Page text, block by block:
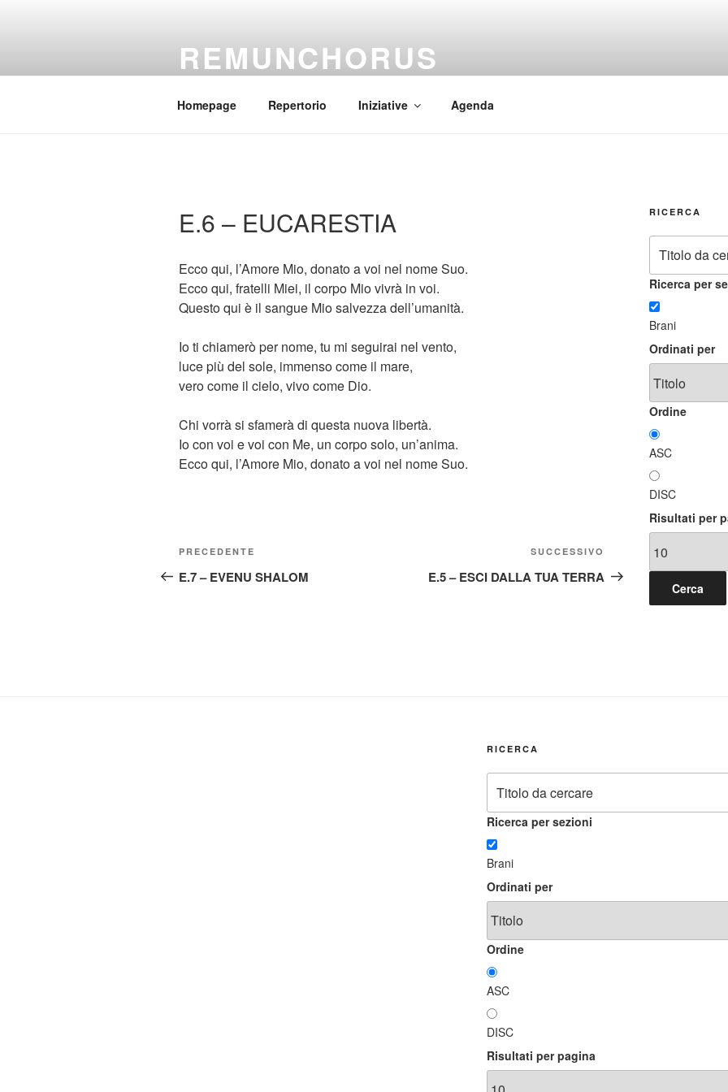
REMUNCHORUS
Homepage Repertorio Iniziative Agenda
E.6 – EUCARESTIA
Ecco qui, l’Amore Mio, donato a voi nel nome Suo.
Ecco qui, fratelli Miei, il corpo Mio vivrà in voi.
Questo qui è il sangue Mio salvezza dell’umanità.
Io ti chiamerò per nome, tu mi seguirai nel vento,
luce più del sole, immenso come il mare,
vero come il cielo, vivo come Dio.
Chi vorrà si sfamerà di questa nuova libertà.
Io con voi e voi con Me, un corpo solo, un’anima.
Ecco qui, l’Amore Mio, donato a voi nel nome Suo.
Navigazione
articoli
Articolo
precedente:
PRECEDENTE
E.7 – EVENU SHALOM
successivo
SUCCESSIVO
E.5 – ESCI DALLA TUA TERRA
RICERCA
Ricerca per
Brani
Ordinati per
Ordine
ASC
DISC
Risultati per
RICERCA
Ricerca per sezioni
Brani
Ordinati per
Ordine
ASC
DISC
Risultati per pagina